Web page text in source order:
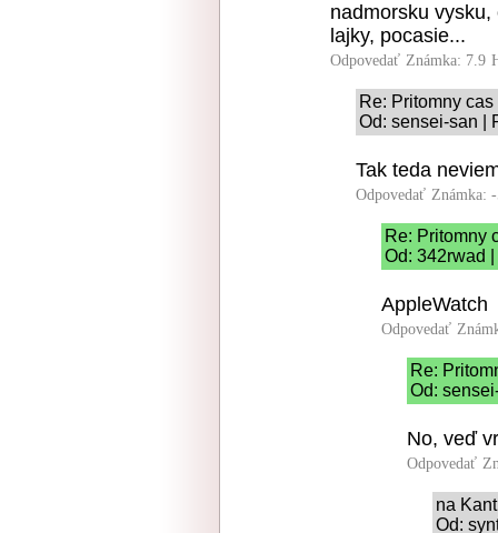
nadmorsku
lajky, pocasie...
Odpovedať Známka: 7.9
Re: Pritomny cas
Od: sensei-san |
Tak teda
Odpovedať Známka:
Re: Pritomny
Od: 342rwad
AppleWatch
Odpovedať
Re:
Od:
No, veď
Odpovedať
na Kant
Od: